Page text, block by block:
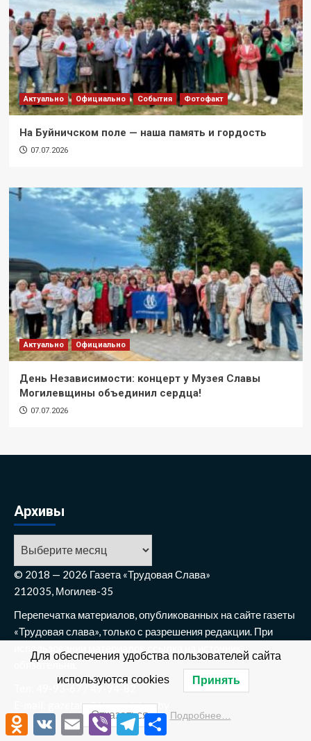
Актуально Официально События Фотофакт
На Буйничском поле — наша память и гордость
07.07.2026
Актуально Официально
День Независимости: концерт у Музея Славы
Могилевщины объединил сердца!
07.07.2026
Архивы
Архивы
© 2018 — 2026 Газета «Трудовая Слава»
212035, Могилев-35
Перепечатка материалов, опубликованных на сайте газеты
«Трудовая слава», только с разрешения редакции. При
обязательна.
Тел: 49-93-67 / 49-94-82
E-mail: gazetats@khimvolokno.by
Odnoklassniki
VK EmailViberTelegramОтправить
Для обеспечения удобства пользователей сайта
используются cookies Принять
Отказаться Подробнее…